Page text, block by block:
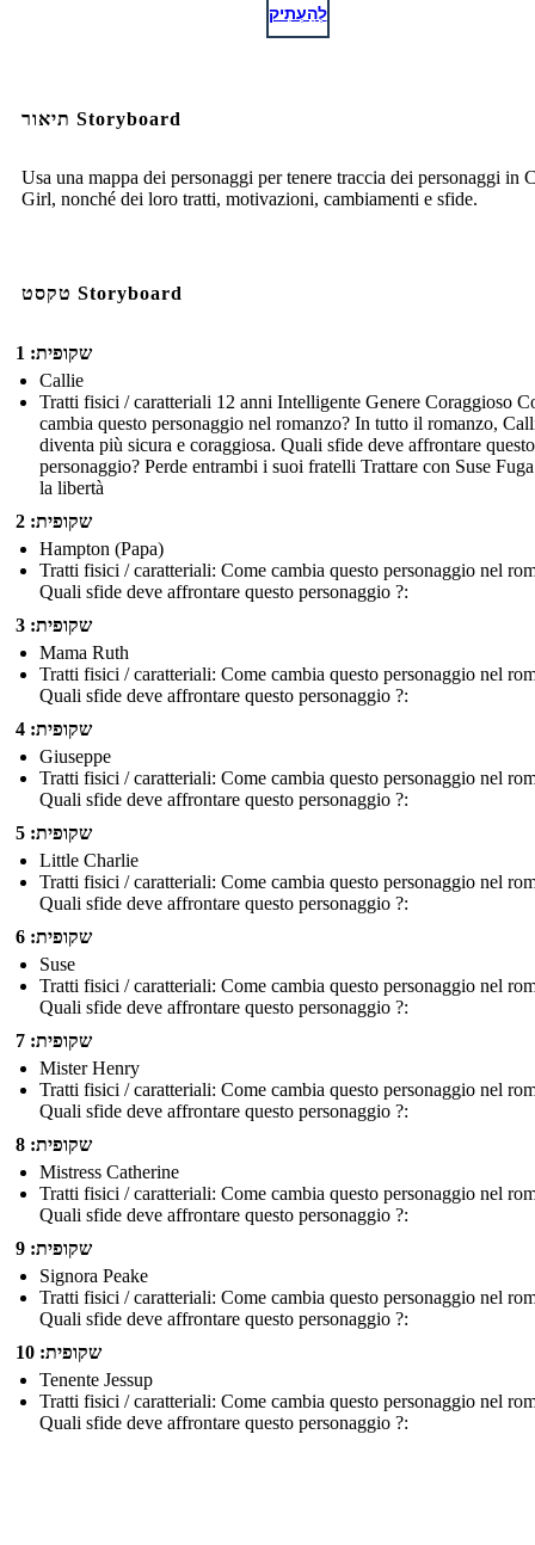
לְהַעְתִיק
תיאור Storyboard
Usa una mappa dei personaggi per tenere traccia dei personaggi in
Girl, nonché dei loro tratti, motivazioni, cambiamenti e sfide.
טקסט Storyboard
שקופית: 1
Callie
Tratti fisici / caratteriali 12 anni Intelligente Genere Coraggioso
cambia questo personaggio nel romanzo? In tutto il romanzo,
diventa più sicura e coraggiosa. Quali sfide deve affrontare questo
personaggio? Perde entrambi i suoi fratelli Trattare con Suse
la libertà
שקופית: 2
Hampton (Papa)
Tratti fisici / caratteriali: Come cambia questo personaggio nel
Quali sfide deve affrontare questo personaggio ?:
שקופית: 3
Mama Ruth
Tratti fisici / caratteriali: Come cambia questo personaggio nel
Quali sfide deve affrontare questo personaggio ?:
שקופית: 4
Giuseppe
Tratti fisici / caratteriali: Come cambia questo personaggio nel
Quali sfide deve affrontare questo personaggio ?:
שקופית: 5
Little Charlie
Tratti fisici / caratteriali: Come cambia questo personaggio nel
Quali sfide deve affrontare questo personaggio ?:
שקופית: 6
Suse
Tratti fisici / caratteriali: Come cambia questo personaggio nel
Quali sfide deve affrontare questo personaggio ?:
שקופית: 7
Mister Henry
Tratti fisici / caratteriali: Come cambia questo personaggio nel
Quali sfide deve affrontare questo personaggio ?:
שקופית: 8
Mistress Catherine
Tratti fisici / caratteriali: Come cambia questo personaggio nel
Quali sfide deve affrontare questo personaggio ?:
שקופית: 9
Signora Peake
Tratti fisici / caratteriali: Come cambia questo personaggio nel
Quali sfide deve affrontare questo personaggio ?:
שקופית: 10
Tenente Jessup
Tratti fisici / caratteriali: Come cambia questo personaggio nel
Quali sfide deve affrontare questo personaggio ?: